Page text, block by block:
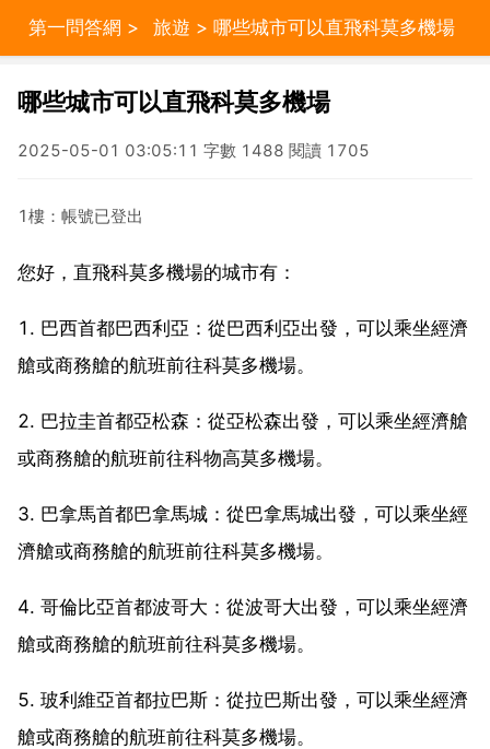
第一問答網 > 旅遊 > 哪些城市可以直飛科莫多機場
哪些城市可以直飛科莫多機場
2025-05-01 03:05:11 字數 1488 閱讀 1705
1樓：帳號已登出
您好，直飛科莫多機場的城市有：
1. 巴西首都巴西利亞：從巴西利亞出發，可以乘坐經濟
艙或商務艙的航班前往科莫多機場。
2. 巴拉圭首都亞松森：從亞松森出發，可以乘坐經濟艙
或商務艙的航班前往科物高莫多機場。
3. 巴拿馬首都巴拿馬城：從巴拿馬城出發，可以乘坐經
濟艙或商務艙的航班前往科莫多機場。
4. 哥倫比亞首都波哥大：從波哥大出發，可以乘坐經濟
艙或商務艙的航班前往科莫多機場。
5. 玻利維亞首都拉巴斯：從拉巴斯出發，可以乘坐經濟
艙或商務艙的航班前往科莫多機場。